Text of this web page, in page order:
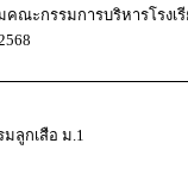
คณะกรรมการบริหารโรงเ
มลูกเสือ ม.1